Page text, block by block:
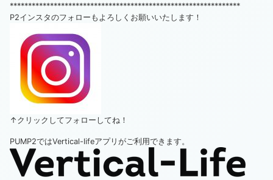
***************************************************************
P2インスタのフォローもよろしくお願いいたします！
↑クリックしてフォローしてね！
PUMP2ではVertical-lifeアプリがご利用できます。